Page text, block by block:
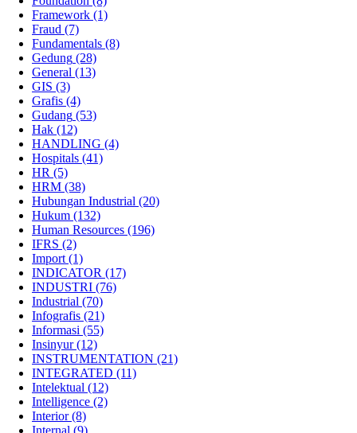
Framework (1)
Fraud (7)
Fundamentals (8)
Gedung (28)
General (13)
GIS (3)
Grafis (4)
Gudang (53)
Hak (12)
HANDLING (4)
Hospitals (41)
HR (5)
HRM (38)
Hubungan Industrial (20)
Hukum (132)
Human Resources (196)
IFRS (2)
Import (1)
INDICATOR (17)
INDUSTRI (76)
Industrial (70)
Infografis (21)
Informasi (55)
Insinyur(12)
INSTRUMENTATION (21)
INTEGRATED (11)
Intelektual (12)
Intelligence (2)
Interior(8)